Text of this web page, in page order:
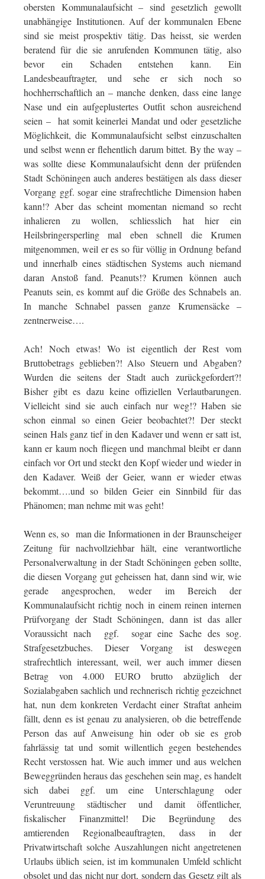
obersten Kommunalaufsicht – sind gesetzlich gewollt
unabhängige Institutionen. Auf der kommunalen Ebene
sind sie meist prospektiv tätig. Das heisst, sie werden
beratend für die sie anrufenden Kommunen tätig, also
bevor ein Schaden entstehen kann. Ein
Landesbeauftragter, und sehe er sich noch so
hochherrschaftlich an – manche denken, dass eine lange
Nase und ein aufgeplustertes Outfit schon ausreichend
seien – hat somit keinerlei Mandat und oder gesetzliche
Möglichkeit, die Kommunalaufsicht selbst einzuschalten
und selbst wenn er flehentlich darum bittet. By the way –
was sollte diese Kommunalaufsicht denn der prüfenden
Stadt Schöningen auch anderes bestätigen als dass dieser
Vorgang ggf. sogar eine strafrechtliche Dimension haben
kann!? Aber das scheint momentan niemand so recht
inhalieren zu wollen, schliesslich hat hier ein
Heilsbringersperling mal eben schnell die Krumen
mitgenommen, weil er es so für völlig in Ordnung befand
und innerhalb eines städtischen Systems auch niemand
daran Anstoß fand. Peanuts!? Krumen können auch
Peanuts sein, es kommt auf die Größe des Schnabels an.
In manche Schnabel passen ganze Krumensäcke –
zentnerweise….
Ach! Noch etwas! Wo ist eigentlich der Rest vom
Bruttobetrags geblieben?! Also Steuern und Abgaben?
Wurden die seitens der Stadt auch zurückgefordert?!
Bisher gibt es dazu keine offiziellen Verlautbarungen.
Vielleicht sind sie auch einfach nur weg!? Haben sie
schon einmal so einen Geier beobachtet?! Der steckt
seinen Hals ganz tief in den Kadaver und wenn er satt ist,
kann er kaum noch fliegen und manchmal bleibt er dann
einfach vor Ort und steckt den Kopf wieder und wieder in
den Kadaver. Weiß der Geier, wann er wieder etwas
bekommt….und so bilden Geier ein Sinnbild für das
Phänomen; man nehme mit was geht!
Wenn es, so man die Informationen in der Braunscheiger
Zeitung für nachvollziehbar hält, eine verantwortliche
Personalverwaltung in der Stadt Schöningen geben sollte,
die diesen Vorgang gut geheissen hat, dann sind wir, wie
gerade angesprochen, weder im Bereich der
Kommunalaufsicht richtig noch in einem reinen internen
Prüfvorgang der Stadt Schöningen, dann ist das aller
Voraussicht nach ggf. sogar eine Sache des sog.
Strafgesetzbuches. Dieser Vorgang ist deswegen
strafrechtlich interessant, weil, wer auch immer diesen
Betrag von 4.000 EURO brutto abzüglich der
Sozialabgaben sachlich und rechnerisch richtig gezeichnet
hat, nun dem konkreten Verdacht einer Straftat anheim
fällt, denn es ist genau zu analysieren, ob die betreffende
Person das auf Anweisung hin oder ob sie es grob
fahrlässig tat und somit willentlich gegen bestehendes
Recht verstossen hat. Wie auch immer und aus welchen
Beweggründen heraus das geschehen sein mag, es handelt
sich dabei ggf. um eine Unterschlagung oder
Veruntreuung städtischer und damit öffentlicher,
fiskalischer Finanzmittel! Die Begründung des
amtierenden Regionalbeauftragten, dass in der
Privatwirtschaft solche Auszahlungen nicht angetretenen
Urlaubs üblich seien, ist im kommunalen Umfeld schlicht
obsolet und das nicht nur dort, sondern das Gesetz gilt als